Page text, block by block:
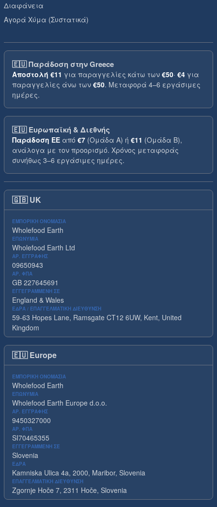
Διαφάνεια
Αγορά Χύμα (Συστατικά)
🇪🇺Παράδοση στην Greece
Αποστολή €11 για παραγγελίες κάτω των €50· €4 για
παραγγελίες άνω των €50. Μεταφορά 4–6 εργάσιμες
ημέρες.
🇪🇺Ευρωπαϊκή & Διεθνής
Παράδοση ΕΕ από €7 (Ομάδα A) ή €11 (Ομάδα B),
ανάλογα με τον προορισμό. Χρόνος μεταφοράς
συνήθως 3–6 εργάσιμες ημέρες.
🇬🇧 UK
ΕΜΠΟΡΙΚΉ ΟΝΟΜΑΣΊΑ
Wholefood Earth
ΕΠΩΝΥΜΊΑ
Wholefood Earth Ltd
ΑΡ. ΕΓΓΡΑΦΉΣ
09650943
ΑΡ. ΦΠΑ
GB 227645691
ΕΓΓΕΓΡΑΜΜΈΝΗ ΣΕ
England & Wales
ΈΔΡΑ / ΕΠΑΓΓΕΛΜΑΤΙΚΉ ΔΙΕΎΘΥΝΣΗ
59-63 Hopes Lane, Ramsgate CT12 6UW, Kent, United
Kingdom
🇪🇺 Europe
ΕΜΠΟΡΙΚΉ ΟΝΟΜΑΣΊΑ
Wholefood Earth
ΕΠΩΝΥΜΊΑ
Wholefood Earth Europe d.o.o.
ΑΡ. ΕΓΓΡΑΦΉΣ
9450327000
ΑΡ. ΦΠΑ
SI70465355
ΕΓΓΕΓΡΑΜΜΈΝΗ ΣΕ
Slovenia
ΈΔΡΑ
Kamniska Ulica 4a, 2000, Maribor, Slovenia
ΕΠΑΓΓΕΛΜΑΤΙΚΉ ΔΙΕΎΘΥΝΣΗ
Zgornje Hoče 7, 2311 Hoče, Slovenia